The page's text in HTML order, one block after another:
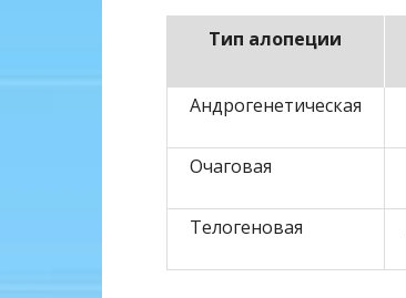
Тип алопеции
Андрогенетическая
Очаговая
Телогеновая